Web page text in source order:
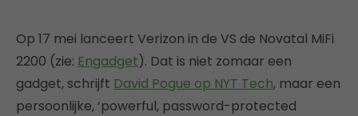
Op 17 mei lanceert Verizon in de VS de Novatal MiFi
2200 (zie: Engadget). Dat is niet zomaar een
gadget, schrijft David Pogue op NYT Tech, maar een
persoonlijke, ‘powerful, password-protected